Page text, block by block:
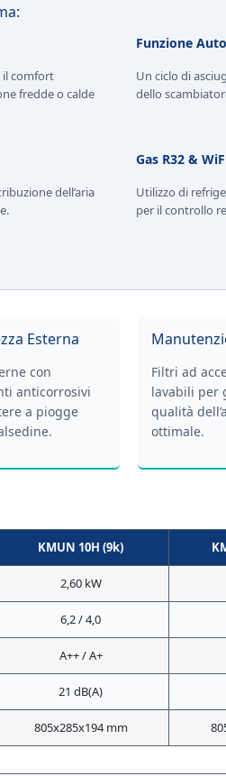
il comfort
fredde o calde
Funzione
Un ciclo di
dello
dell’aria
Gas R32 &
Utilizzo di
per il controllo
Esterna
con
anticorrosivi
a piogge
Filtri ad
lavabili per
qualità
ottimale.
KMUN 10H (9k)
2,60 kW
6,2 / 4,0
A++ / A+
21 dB(A)
805x285x194 mm